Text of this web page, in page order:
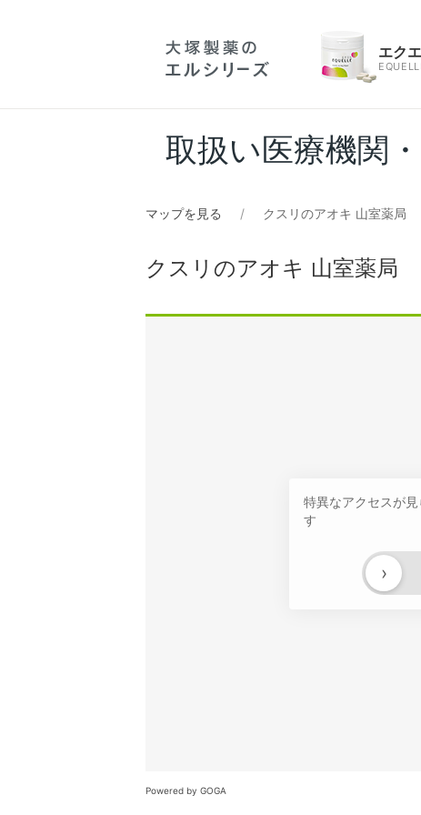
エク
取扱い医療機関
マップを見る クスリのアオキ 山室薬局
クスリのアオキ 山室薬局
特異なアクセスが
す
›
Powered by GOGA